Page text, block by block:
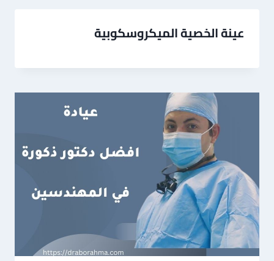
عينة الخصية الميكروسكوبية